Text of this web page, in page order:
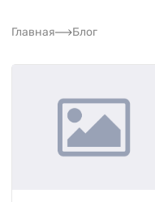
Главная Блог